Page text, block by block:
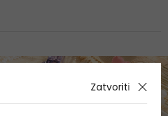
Zatvoriti